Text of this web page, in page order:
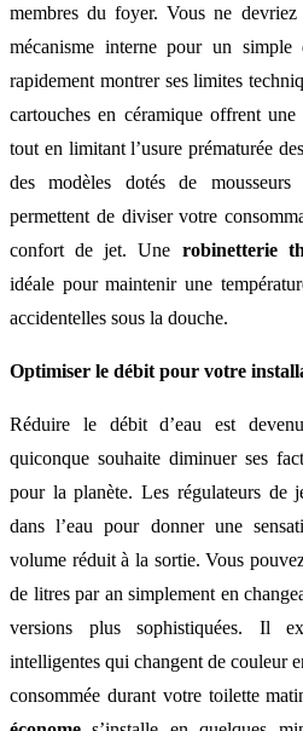
membres du foyer. Vous ne
mécanisme interne pour un
rapidement montrer ses limites
cartouches en céramique offrent
tout en limitant l’usure prématurée
des modèles dotés de
permettent de diviser votre
confort de jet. Une robinetterie
idéale pour maintenir une
accidentelles sous la douche.
Optimiser le débit pour votre
Réduire le débit d’eau est
quiconque souhaite diminuer ses
pour la planète. Les régulateurs de
dans l’eau pour donner une
volume réduit à la sortie. Vous
de litres par an simplement en
versions plus sophistiquées. Il
intelligentes qui changent de couleur
consommée durant votre toilette